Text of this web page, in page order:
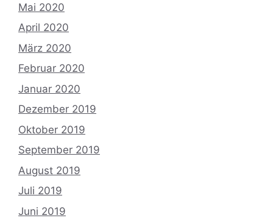
Mai 2020
April 2020
März 2020
Februar 2020
Januar 2020
Dezember 2019
Oktober 2019
September 2019
August 2019
Juli 2019
Juni 2019